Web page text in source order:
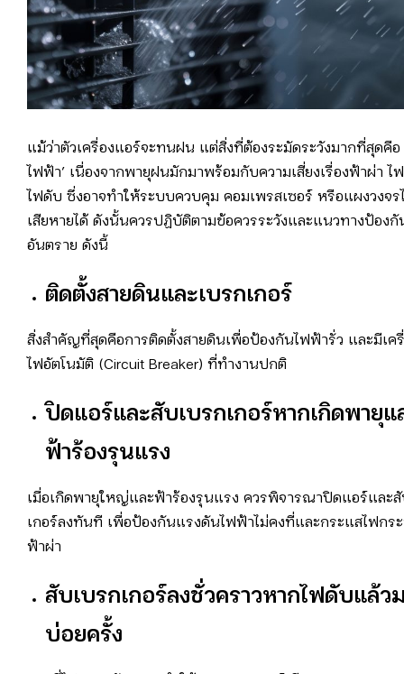
แม้ว่าตัวเครื่องแอร์จะทนฝน แต่สิ่งที่ต้องระมัดระวังมากที่สุดคือ
ไฟฟ้า’ เนื่องจากพายุฝนมักมาพร้อมกับความเสี่ยงเรื่องฟ้าผ่า ไ
ไฟดับ ซึ่งอาจทำให้ระบบควบคุม คอมเพรสเซอร์ หรือแผงวงจร
เสียหายได้ ดังนั้นควรปฏิบัติตามข้อควรระวังและแนวทางป้องกั
อันตราย ดังนี้
ติดตั้งสายดินและเบรกเกอร์
สิ่งสำคัญที่สุดคือการติดตั้งสายดินเพื่อป้องกันไฟฟ้ารั่ว และมีเค
ไฟอัตโนมัติ (Circuit Breaker) ที่ทำงานปกติ
ปิดแอร์และสับเบรกเกอร์หากเกิดพายุแ
ฟ้าร้องรุนแรง
เมื่อเกิดพายุใหญ่และฟ้าร้องรุนแรง ควรพิจารณาปิดแอร์และสั
เกอร์ลงทันที เพื่อป้องกันแรงดันไฟฟ้าไม่คงที่และกระแสไฟกร
ฟ้าผ่า
สับเบรกเกอร์ลงชั่วคราวหากไฟดับแล้ว
บ่อยครั้ง